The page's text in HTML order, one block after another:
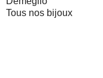
Tous nos bijoux